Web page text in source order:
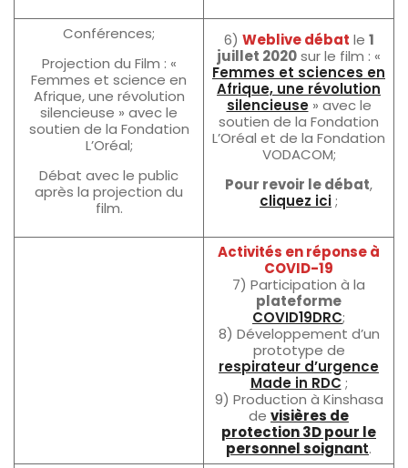
Conférences;
Projection du Film : «
Femmes et science en
Afrique, une révolution
silencieuse » avec le
soutien de la Fondation
L’Oréal;
Débat avec le public
après la projection du
film.
6) Weblive débat le 1
juillet 2020sur le film : «
Femmes et sciences en
Afrique, une révolution
silencieuse» avec le
soutien de la Fondation
L’Oréal et de la Fondation
VODACOM;
Pour revoir le débat,
cliquez ici;
Activités en réponse à
COVID-19
7) Participation à la
plateforme
COVID19DRC;
8) Développement d’un
prototype de
respirateur d’urgence
Made in RDC ;
9) Production à Kinshasa
de visières de
protection 3D pour le
personnel soignant.